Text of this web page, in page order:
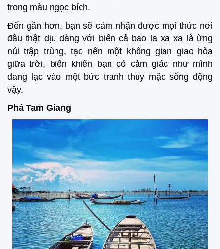
trong màu ngọc bích.
Đến gần hơn, bạn sẽ cảm nhận được mọi thức nơi
đâu thật dịu dàng với biển cả bao la xa xa là ừng
núi trập trùng, tạo nên một không gian giao hòa
giữa trời, biển khiến bạn có cảm giác như mình
đang lạc vào một bức tranh thủy mặc sống động
vậy.
Phá Tam Giang